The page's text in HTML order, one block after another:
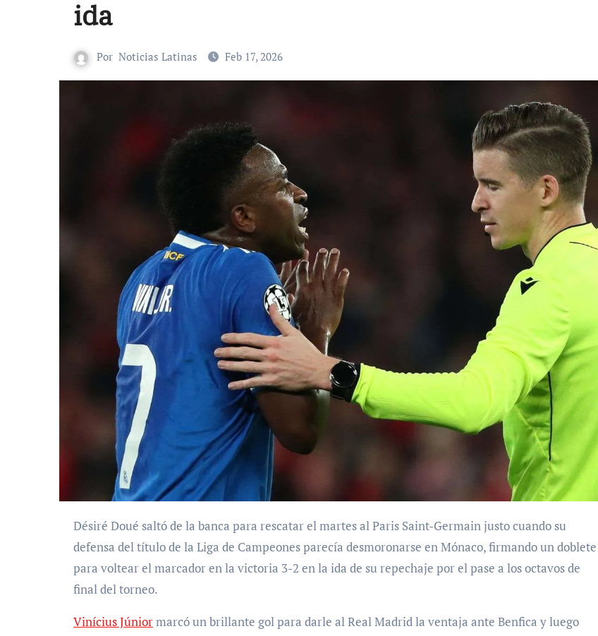
ida
Por Noticias Latinas Feb 17, 2026
Désiré Doué saltó de la banca para rescatar el martes al Paris Saint-Germain justo cuando su
defensa del título de la Liga de Campeones parecía desmoronarse en Mónaco, firmando un doblete
para voltear el marcador en la victoria 3-2 en la ida de su repechaje por el pase a los octavos de
final del torneo.
Vinícius Júniormarcó un brillante gol para darle al Real Madrid la ventaja ante Benfica y luego